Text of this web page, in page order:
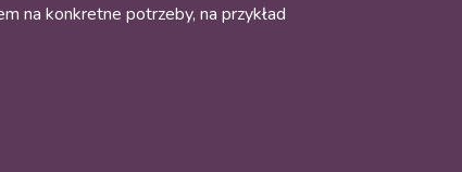
na konkretne potrzeby, na przykład